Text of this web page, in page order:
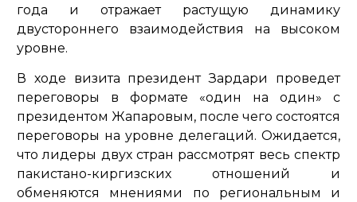
года и отражает растущую динамику
двустороннего взаимодействия на высоком
уровне.
В ходе визита президент Зардари проведет
переговоры в формате «один на один» с
президентом Жапаровым, после чего состоятся
переговоры на уровне делегаций. Ожидается,
что лидеры двух стран рассмотрят весь спектр
пакистано-киргизских отношений и
обменяются мнениями по региональным и